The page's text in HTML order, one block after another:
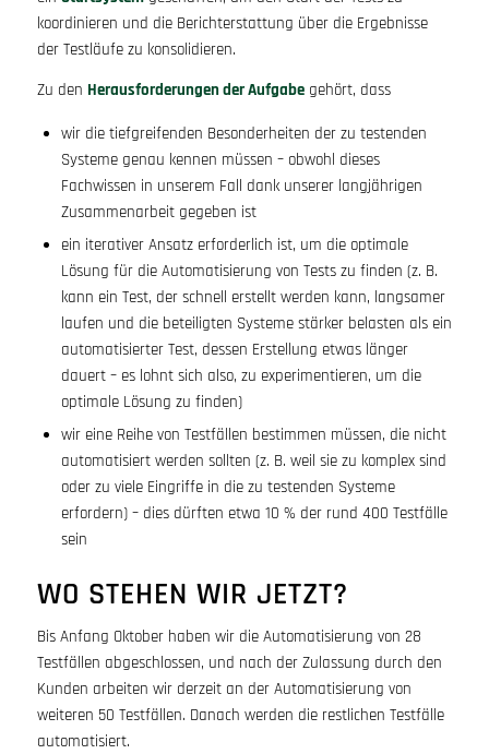
koordinieren und die Berichterstattung über die Ergebnisse
der Testläufe zu konsolidieren.
Zu den Herausforderungen der Aufgabegehört, dass
wir die tiefgreifenden Besonderheiten der zu testenden
Systeme genau kennen müssen – obwohl dieses
Fachwissen in unserem Fall dank unserer langjährigen
Zusammenarbeit gegeben ist
ein iterativer Ansatz erforderlich ist, um die optimale
Lösung für die Automatisierung von Tests zu finden (z. B.
kann ein Test, der schnell erstellt werden kann, langsamer
laufen und die beteiligten Systeme stärker belasten als ein
automatisierter Test, dessen Erstellung etwas länger
dauert – es lohnt sich also, zu experimentieren, um die
optimale Lösung zu finden)
wir eine Reihe von Testfällen bestimmen müssen, die nicht
automatisiert werden sollten (z. B. weil sie zu komplex sind
oder zu viele Eingriffe in die zu testenden Systeme
erfordern) – dies dürften etwa 10 % der rund 400 Testfälle
sein
WO STEHEN WIR JETZT?
Bis Anfang Oktober haben wir die Automatisierung von 28
Testfällen abgeschlossen, und nach der Zulassung durch den
Kunden arbeiten wir derzeit an der Automatisierung von
weiteren 50 Testfällen. Danach werden die restlichen Testfälle
automatisiert.